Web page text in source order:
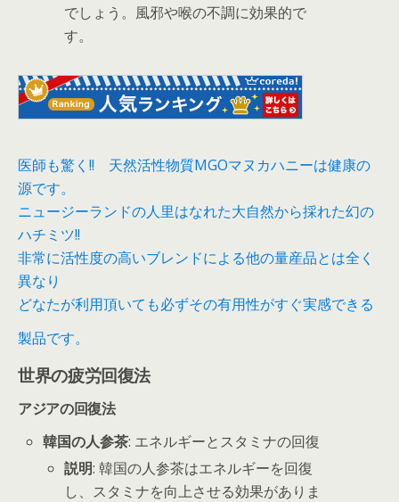
でしょう。風邪や喉の不調に効果的で
す。
医師も驚く!! 天然活性物質MGOマヌカハニーは健康の
源です。
ニュージーランドの人里はなれた大自然から採れた幻の
ハチミツ!!
非常に活性度の高いブレンドによる他の量産品とは全く
異なり
どなたが利用頂いても必ずその有用性がすぐ実感できる
製品です。
世界の疲労回復法
アジアの回復法
韓国の人参茶: エネルギーとスタミナの回復
説明: 韓国の人参茶はエネルギーを回復
し、スタミナを向上させる効果がありま